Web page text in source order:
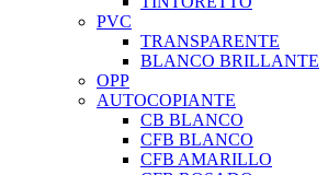
PVC
TRANSPARENTE
BLANCO BRILLANTE
OPP
AUTOCOPIANTE
CB BLANCO
CFB BLANCO
CFB AMARILLO